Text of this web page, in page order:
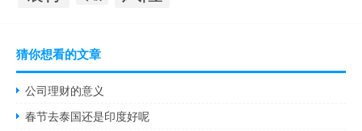
猜你想看的文章
公司理财的意义
春节去泰国还是印度好呢